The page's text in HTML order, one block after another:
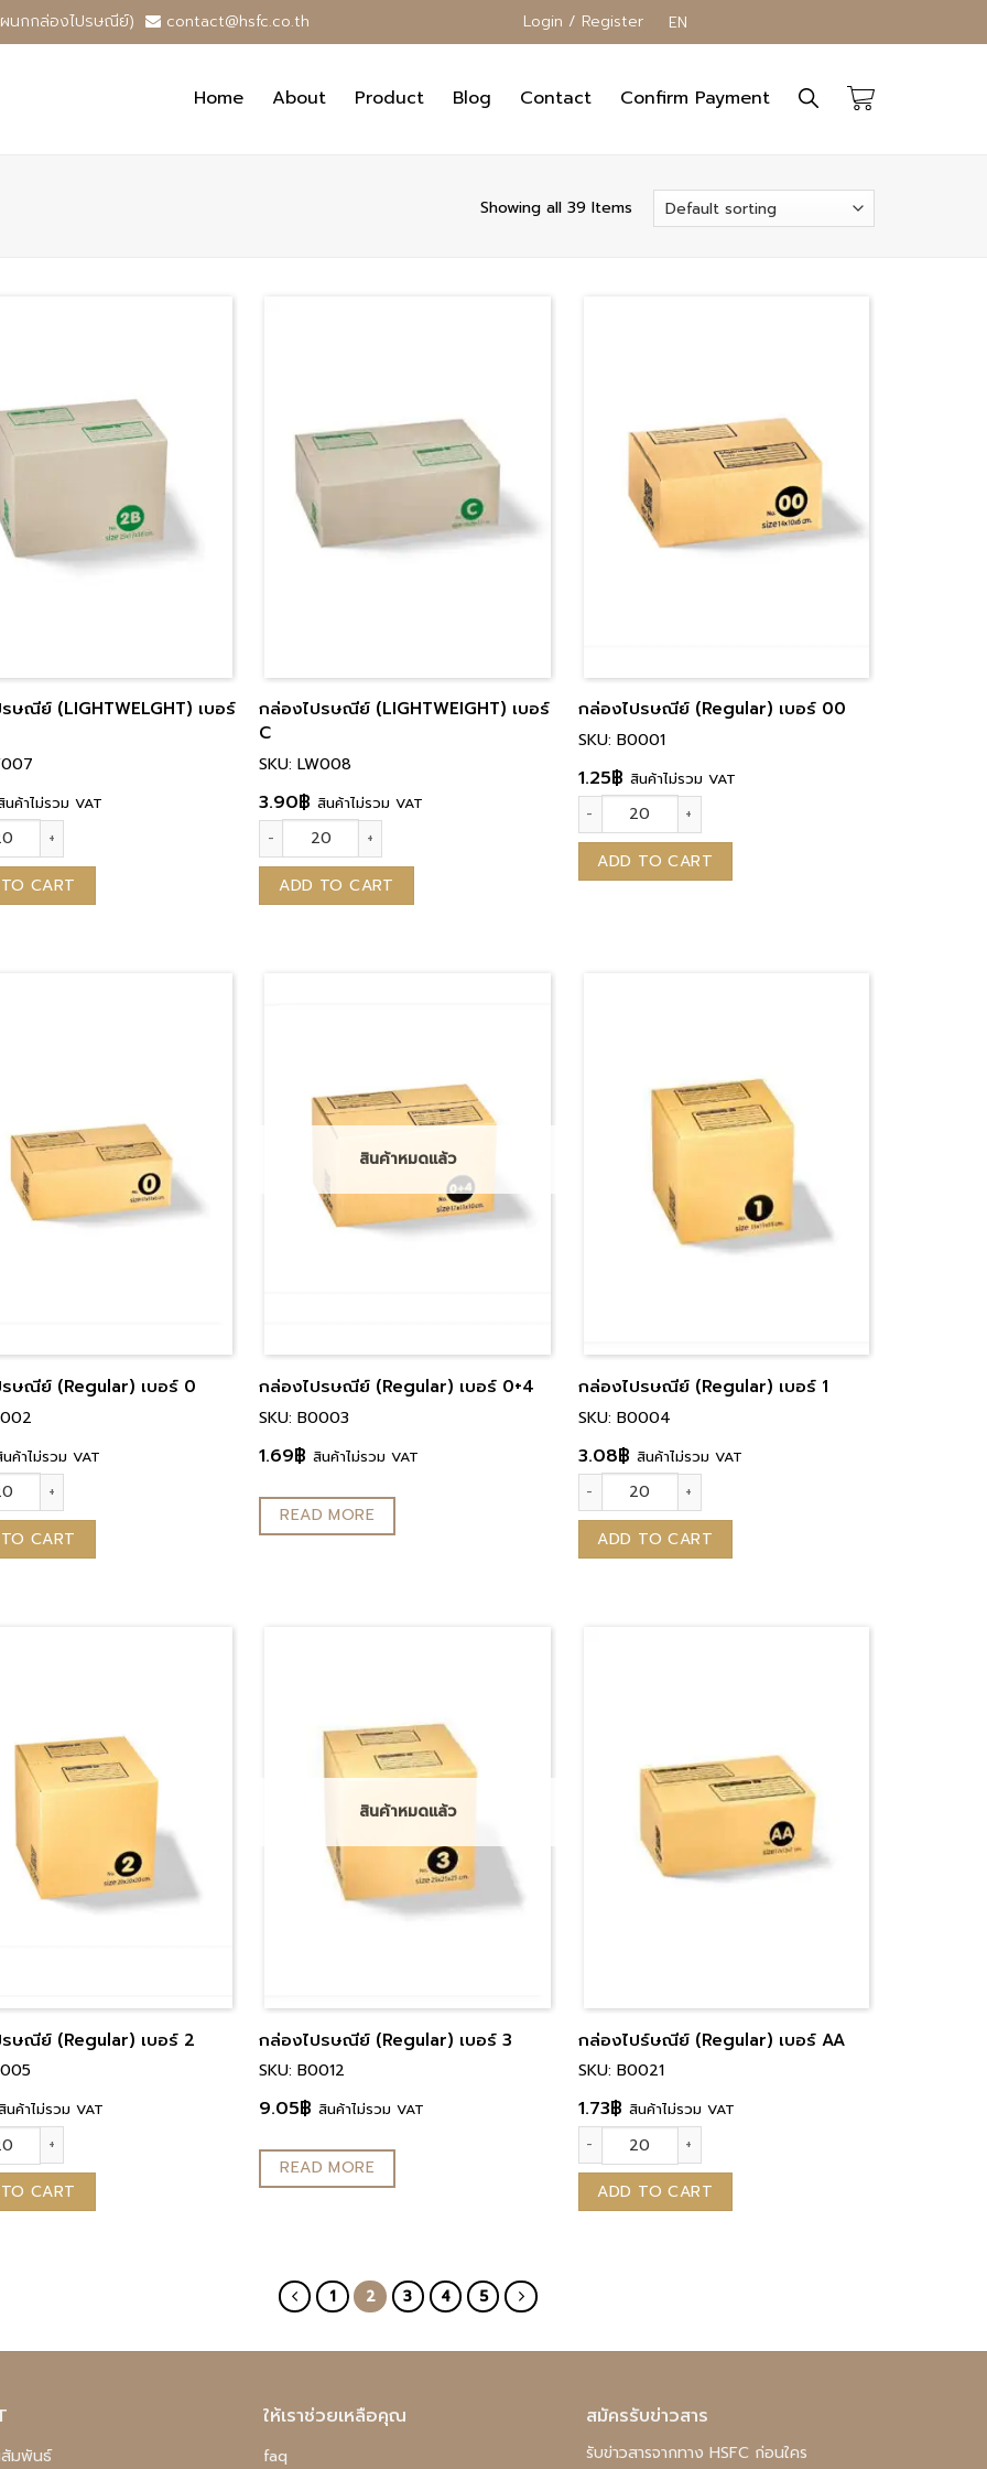
ผนกกล่องไปรษณีย์) contact@hsfc.co.th Login / Register EN
Home About Product Blog Contact Confirm Payment
Showing all 39 Items
ษณีย์ (LIGHTWELGHT) เบอร์
นค้าไม่รวม VAT
ษณีย์ (LIGHTWELGHT) เบอร์ 2B quantity
CART
กล่องไปรษณีย์ (LIGHTWEIGHT) เบอร์
C
SKU: LW008
3.90฿ สินค้าไม่รวม VAT
กล่องไปรษณีย์ (LIGHTWEIGHT) เบอร์ C quantity
ADD TO CART
กล่องไปรษณีย์ (Regular) เบอร์ 00
SKU: B0001
1.25฿ สินค้าไม่รวม VAT
กล่องไปรษณีย์ (Regular) เบอร์ 00 quantity
ADD TO CART
ษณีย์ (Regular) เบอร์ 0
ค้าไม่รวม VAT
รษณีย์ (Regular) เบอร์ 0 quantity
CART
สินค้าหมดแล้ว
กล่องไปรษณีย์ (Regular) เบอร์ 0+4
SKU: B0003
1.69฿ สินค้าไม่รวม VAT
READ MORE
กล่องไปรษณีย์ (Regular) เบอร์ 1
SKU: B0004
3.08฿ สินค้าไม่รวม VAT
กล่องไปรษณีย์ (Regular) เบอร์ 1 quantity
ADD TO CART
ษณีย์ (Regular) เบอร์ 2
นค้าไม่รวม VAT
รษณีย์ (Regular) เบอร์ 2 quantity
CART
สินค้าหมดแล้ว
กล่องไปรษณีย์ (Regular) เบอร์ 3
SKU: B0012
9.05฿ สินค้าไม่รวม VAT
READ MORE
กล่องไปร์ษณีย์ (Regular) เบอร์ AA
SKU: B0021
1.73฿ สินค้าไม่รวม VAT
กล่องไปร์ษณีย์ (Regular) เบอร์ AA quantity
ADD TO CART
1 2 3 4 5
มพันธ์
ให้เราช่วยเหลือคุณ
faq
สมัครรับข่าวสาร
รับข่าวสารจากทาง HSFC ก่อนใคร